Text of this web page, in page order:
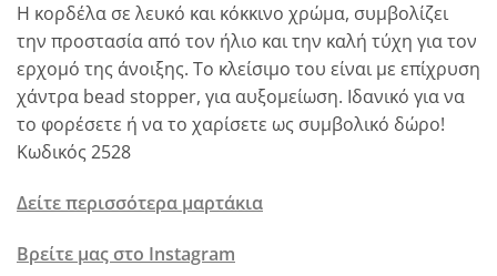
Η κορδέλα σε λευκό και κόκκινο χρώμα, συμβολίζει
την προστασία από τον ήλιο και την καλή τύχη για τον
ερχομό της άνοιξης. Το κλείσιμο του είναι με επίχρυση
χάντρα bead stopper, για αυξομείωση. Ιδανικό για να
το φορέσετε ή να το χαρίσετε ως συμβολικό δώρο!
Κωδικός 2528
Δείτε περισσότερα μαρτάκια
Βρείτε μας στο Instagram